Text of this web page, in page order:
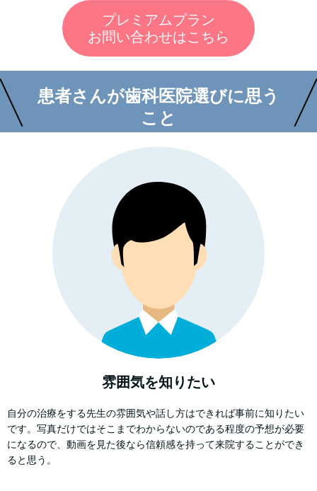
プレミアムプラン
お問い合わせはこちら
患者さんが歯科医院選びに思う
こと
雰囲気を知りたい
自分の治療をする先生の雰囲気や話し方はできれば事前に知りたい
です。写真だけではそこまでわからないのである程度の予想が必要
になるので、動画を見た後なら信頼感を持って来院することができ
ると思う。